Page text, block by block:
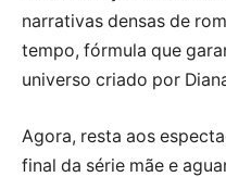
narrativas densas de
tempo, fórmula que
universo criado por
Agora, resta aos
final da série mãe e